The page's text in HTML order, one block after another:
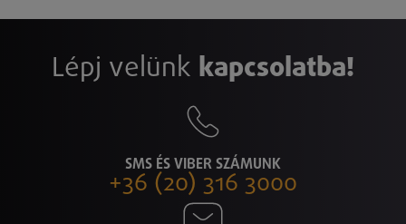
Lépj velünk kapcsolatba!
SMS ÉS VIBER SZÁMUNK
+36 (20) 316 3000